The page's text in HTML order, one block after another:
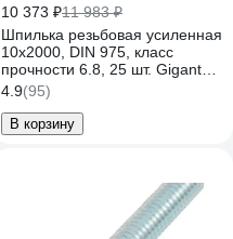
10 373 ₽11 983 ₽
Шпилька резьбовая усиленная
10x2000, DIN 975, класс
прочности 6.8, 25 шт. Gigant
GTR-68102000/25
4.9(95)
В корзину